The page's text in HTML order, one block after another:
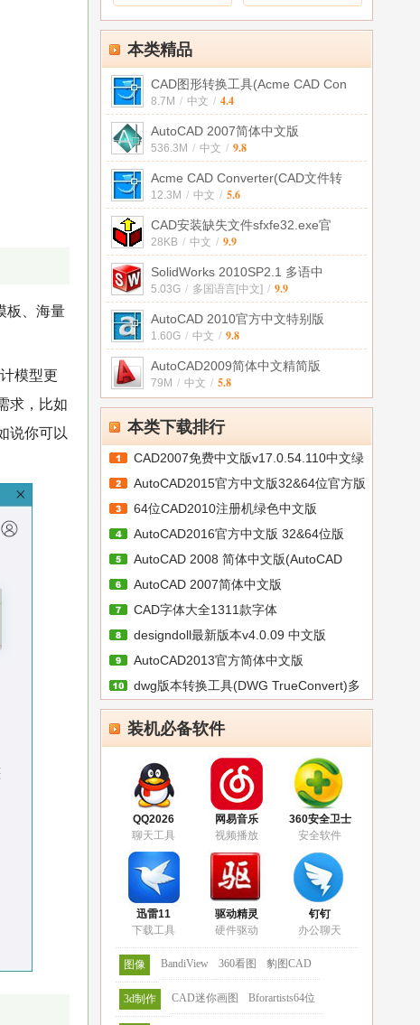
本类精品
CAD图形转换工具(Acme CAD Con
8.7M / 中文 / 4.4
AutoCAD 2007简体中文版
536.3M / 中文 / 9.8
Acme CAD Converter(CAD文件转
12.3M / 中文 / 5.6
CAD安装缺失文件sfxfe32.exe官
28KB / 中文 / 9.9
SolidWorks 2010SP2.1 多语中
5.03G / 多国语言[中文] / 9.9
AutoCAD 2010官方中文特别版
1.60G / 中文 / 9.8
AutoCAD2009简体中文精简版
79M / 中文 / 5.8
本类下载排行
CAD2007免费中文版v17.0.54.110中文绿
色
AutoCAD2015官方中文版32&64位官方版
64位CAD2010注册机绿色中文版
AutoCAD2016官方中文版 32&64位版
AutoCAD 2008 简体中文版(AutoCAD
2008
AutoCAD 2007简体中文版
CAD字体大全1311款字体
designdoll最新版本v4.0.09 中文版
AutoCAD2013官方简体中文版
dwg版本转换工具(DWG TrueConvert)多
语
装机必备软件
QQ2026
聊天工具
网易音乐
视频播放
360安全卫士
安全软件
迅雷11
下载工具
驱动精灵
硬件驱动
钉钉
办公聊天
图像 BandiView 360看图 豹图CAD
3d制作 CAD迷你画图 Bforartists64位
板、海量
模型更
求，比如
说你可以